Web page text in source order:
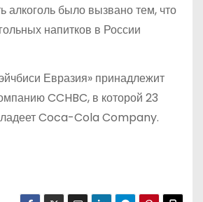
алкоголь было вызвано тем, что
напитков в России
Евразия» принадлежит
CCHBC, в которой 23
Coca-Cola Company.